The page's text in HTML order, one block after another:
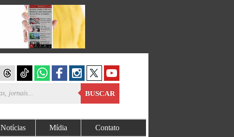
BUSCAR
Notícias Mídia Contato